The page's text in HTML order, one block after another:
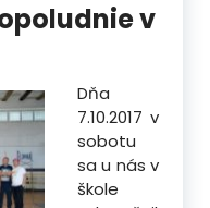
v
Dňa
7.10.2017 v
sobotu
sa u nás v
škole